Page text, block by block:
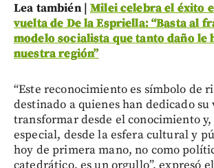
Lea también |Milei celebra el éxito
vuelta de De la Espriella: “Basta al
modelo socialista que tanto daño le
nuestra región”
“Este reconocimiento es símbolo de
destinado a quienes han dedicado su
transformar desde el conocimiento y,
especial, desde la esfera cultural y
hoy de primera mano, no como